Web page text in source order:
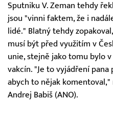
Sputniku V. Zeman tehdy
jsou "vinni faktem, že i
lidé." Blatný tehdy
musí být před využitím v
unie, stejně jako tomu bylo
vakcín. "Je to vyjádření
abych to nějak
Andrej Babiš (ANO).